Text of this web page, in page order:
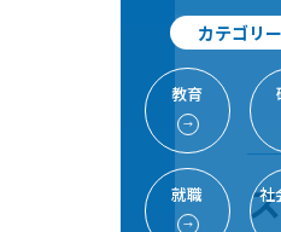
カテゴリ
教育
→
就職
→
社
TOP